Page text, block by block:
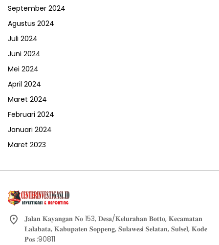
September 2024
Agustus 2024
Juli 2024
Juni 2024
Mei 2024
April 2024
Maret 2024
Februari 2024
Januari 2024
Maret 2023
𝐉𝐚𝐥𝐚𝐧 𝐊𝐚𝐲𝐚𝐧𝐠𝐚𝐧 𝐍𝐨 153, 𝐃𝐞𝐬𝐚/𝐊𝐞𝐥𝐮𝐫𝐚𝐡𝐚𝐧 𝐁𝐨𝐭𝐭𝐨, 𝐊𝐞𝐜𝐚𝐦𝐚𝐭𝐚𝐧
𝐋𝐚𝐥𝐚𝐛𝐚𝐭𝐚, 𝐊𝐚𝐛𝐮𝐩𝐚𝐭𝐞𝐧 𝐒𝐨𝐩𝐩𝐞𝐧𝐠, 𝐒𝐮𝐥𝐚𝐰𝐞𝐬𝐢 𝐒𝐞𝐥𝐚𝐭𝐚𝐧, 𝐒𝐮𝐥𝐬𝐞𝐥, 𝐊𝐨𝐝𝐞
𝐏𝐨𝐬 :90811